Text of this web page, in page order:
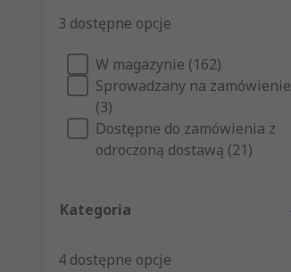
3 dostępne opcje
W magazynie (162)
Sprowadzany na zamówienie
(3)
Dostępne do zamówienia z
odroczoną dostawą (21)
Kategoria
4 dostępne opcje